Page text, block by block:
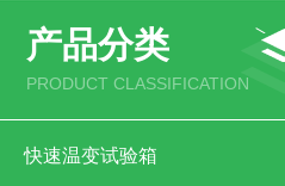
产品分类
PRODUCT CLASSIFICATION
快速温变试验箱